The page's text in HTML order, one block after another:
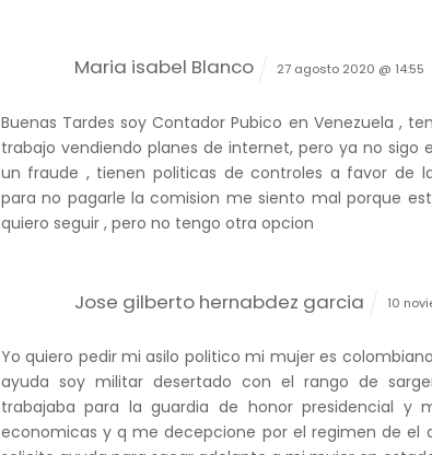
Maria isabel Blanco 27 agosto 2020 @ 14:55
Buenas Tardes soy Contador Pubico en Venezuela ,
trabajo vendiendo planes de internet, pero ya no sigo
un fraude , tienen politicas de controles a favor de
para no pagarle la comision me siento mal porque
quiero seguir , pero no tengo otra opcion
Jose gilberto hernabdez garcia 10
Yo quiero pedir mi asilo politico mi mujer es
ayuda soy militar desertado con el rango de
trabajaba para la guardia de honor presidencial y
economicas y q me decepcione por el regimen de el